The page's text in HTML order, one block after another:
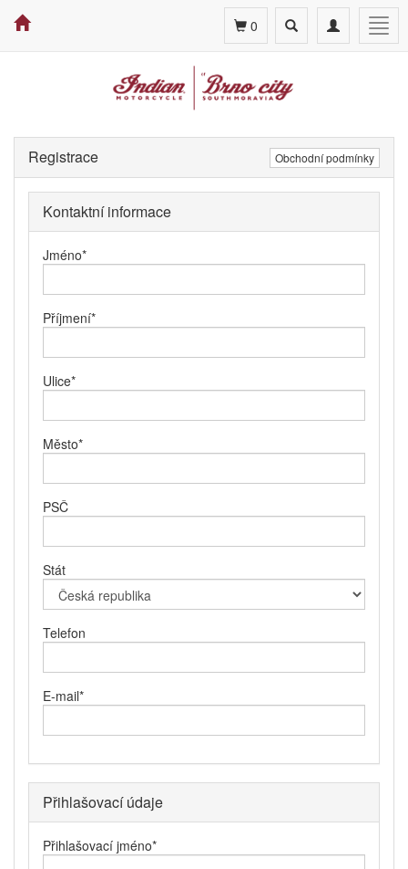
Toggle
navigation
Toggle
search
0
Registrace Obchodní podmínky
Kontaktní informace
Jméno*
Příjmení*
Ulice*
Město*
PSČ
Stát
Telefon
E-mail*
Přihlašovací údaje
Přihlašovací jméno*